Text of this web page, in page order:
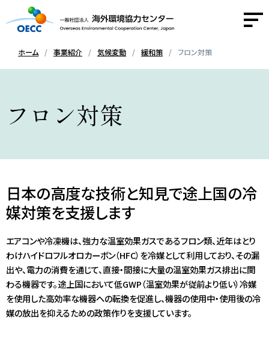
ニュース
採用情報
お問い合わせ
アクセス
JA/EN
ホーム 事業紹介 気候変動 緩和策 フロン対策
フロン対策
日本の高度な技術と知見で途上国の冷
媒対策を支援します
エアコンや冷凍機は、強力な温室効果ガスであるフロン類、近年はとり
わけハイドロフルオロカーボン（HFC）を冷媒として利用しており、その漏
出や、電力の消費を通じて、直接・間接に大量の温室効果ガス排出に関
わる機器です。途上国において低GWP（温室効果が従前より低い）冷媒
を使用した高効率な機器への転換を促進し、機器の使用中・使用後の冷
媒の放出を抑えるための政策作りを支援しています。